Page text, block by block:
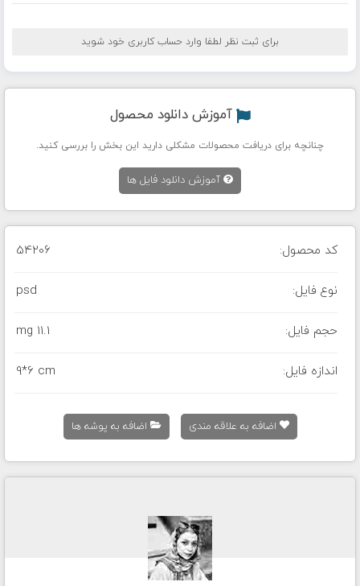
برای ثبت نظر لطفا وارد حساب کاربری خود شوید
آموزش دانلود محصول
چنانچه برای دریافت محصولات مشکلی دارید این بخش را بررسی کنید.
آموزش دانلود فایل ها
کد محصول: 54206
نوع فایل: psd
حجم فایل: 11.1 mg
اندازه فایل: 9*6 cm
اضافه به علاقه مندی اضافه به پوشه ها